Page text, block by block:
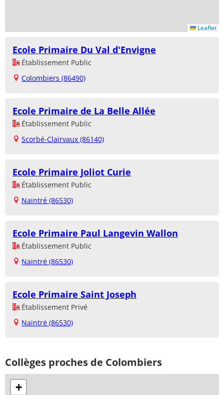
Leaflet
Ecole Primaire Du Val d'Envigne
Établissement Public
Colombiers (86490)
Ecole Primaire de La Belle Allée
Établissement Public
Scorbé-Clairvaux (86140)
Ecole Primaire Joliot Curie
Établissement Public
Naintré (86530)
Ecole Primaire Paul Langevin Wallon
Établissement Public
Naintré (86530)
Ecole Primaire Saint Joseph
Établissement Privé
Naintré (86530)
Collèges proches de Colombiers
+